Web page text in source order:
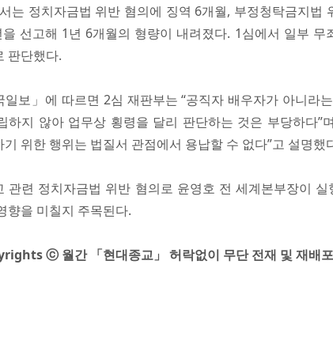
는 정치자금법 위반 혐의에 징역 6개월, 부정청탁금지법
을 선고해 1년 6개월의 형량이 내려졌다. 1심에서 일부 무
판단했다.
일보」에 따르면 2심 재판부는 “공직자 배우자가 아니라
하지 않아 업무상 횡령을 달리 판단하는 것은 부당하다”
기 위한 행위는 법질서 관점에서 용납할 수 없다”고 설명했
관련 정치자금법 위반 혐의로 윤영호 전 세계본부장이
향을 미칠지 주목된다.
ⓒ 월간 「현대종교」 허락없이 무단 전재 및 재배